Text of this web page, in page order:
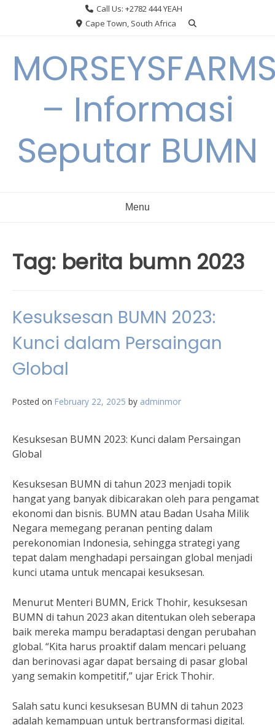
Call Us: +2782 444 YEAH
Cape Town, South Africa
– Informasi
Seputar BUMN
Menu
Tag: berita bumn 2023
Kesuksesan BUMN 2023:
Kunci dalam Persaingan
Global
Posted on February 22, 2025 by adminmor
Kesuksesan BUMN 2023: Kunci dalam Persaingan
Global
Kesuksesan BUMN di tahun 2023 menjadi topik
hangat yang banyak dibicarakan oleh para pengamat
ekonomi dan bisnis. BUMN atau Badan Usaha Milik
Negara memegang peranan penting dalam
perekonomian Indonesia, sehingga strategi yang
tepat dalam menghadapi persaingan global menjadi
kunci utama untuk mencapai kesuksesan.
Menurut Menteri BUMN, Erick Thohir, kesuksesan
BUMN di tahun 2023 akan ditentukan oleh seberapa
baik mereka mampu beradaptasi dengan perubahan
global. “Kita harus proaktif dalam mencari peluang
dan berinovasi agar dapat bersaing di pasar global
yang semakin kompetitif,” ujar Erick Thohir.
Salah satu kunci kesuksesan BUMN di tahun 2023
adalah kemampuan untuk bertransformasi digital.